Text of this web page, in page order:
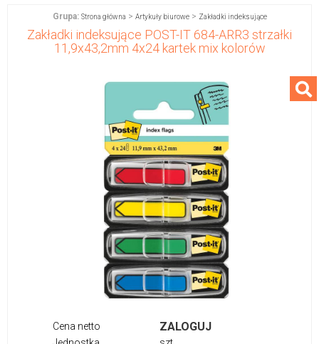
Grupa: Strona główna > Artykuły biurowe> Zakładki indeksujące
Zakładki indeksujące POST-IT 684-ARR3 strzałki
11,9x43,2mm 4x24 kartek mix kolorów
Cena netto ZALOGUJ